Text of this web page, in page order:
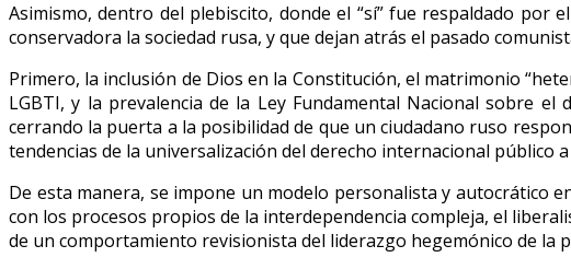
Asimismo, dentro del plebiscito, donde el “sí” fue respaldado por
conservadora la sociedad rusa, y que dejan atrás el pasado
Primero, la inclusión de Dios en la Constitución, el matrimonio
LGBTI, y la prevalencia de la Ley Fundamental Nacional sobre
cerrando la puerta a la posibilidad de que un ciudadano ruso
tendencias de la universalización del derecho internacional público
De esta manera, se impone un modelo personalista y autocrático
con los procesos propios de la interdependencia compleja, el
de un comportamiento revisionista del liderazgo hegemónico de la